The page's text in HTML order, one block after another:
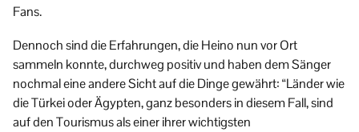
Fans.
Dennoch sind die Erfahrungen, die Heino nun vor Ort
sammeln konnte, durchweg positiv und haben dem Sänger
nochmal eine andere Sicht auf die Dinge gewährt: “Länder wie
die Türkei oder Ägypten, ganz besonders in diesem Fall, sind
auf den Tourismus als einer ihrer wichtigsten